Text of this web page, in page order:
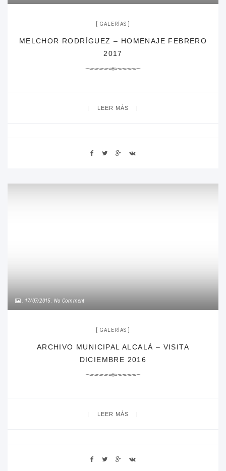
GALERÍAS
MELCHOR RODRÍGUEZ – HOMENAJE FEBRERO
2017
LEER MÁS
17/07/2015 No Comment
GALERÍAS
ARCHIVO MUNICIPAL ALCALÁ – VISITA
DICIEMBRE 2016
LEER MÁS